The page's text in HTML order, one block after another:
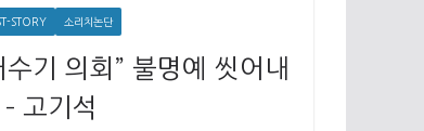
STORY 소리치논단
수기 의회” 불명예 씻어내
고기석